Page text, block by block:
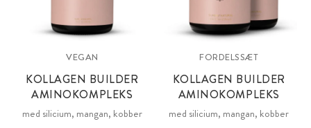
VEGAN
KOLLAGEN BUILDER
AMINOKOMPLEKS
med silicium, mangan, kobber
FORDELSSÆT
KOLLAGEN BUILDER
AMINOKOMPLEKS
med silicium, mangan, kobber